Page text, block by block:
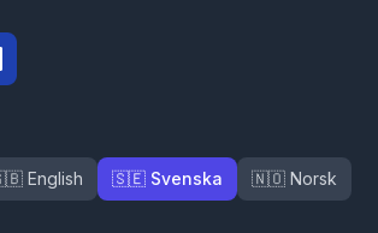
English 🇸🇪 Svenska 🇳🇴 Norsk